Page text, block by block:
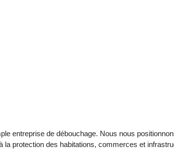
entreprise de débouchage. Nous nous
la protection des habitations, commerces et